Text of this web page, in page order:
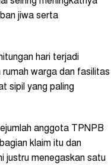
jiwa serta
hari terjadi
warga dan fasilitas
sipil yang paling
anggota TPNPB
klaim itu dan
justru menegaskan satu